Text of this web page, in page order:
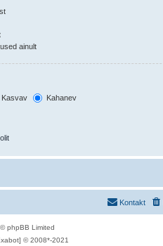
ainult
Kasvav Kahanev
Kontakt
phpBB Limited
© 2008*-2021